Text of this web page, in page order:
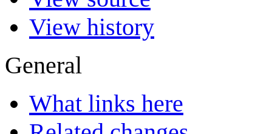
View history
General
What links here